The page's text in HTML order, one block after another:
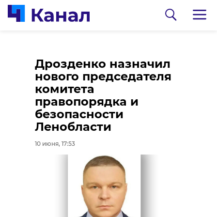
Дрозденко назначил
нового председателя
комитета
правопорядка и
безопасности
Ленобласти
10 июня, 17:53
Женская
консультация в
Гатчине работает в
штатном режиме
после протечки
крыши
10 июня, 17:25
Ленобласть стала
лидером по работе
контрольных
органов
10 июня, 16:58